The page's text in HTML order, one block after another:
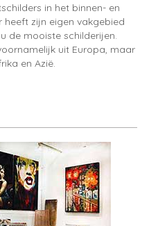
in het binnen- en
heeft zijn eigen vakgebied
de mooiste schilderijen.
uit Europa, maar
en Azië.